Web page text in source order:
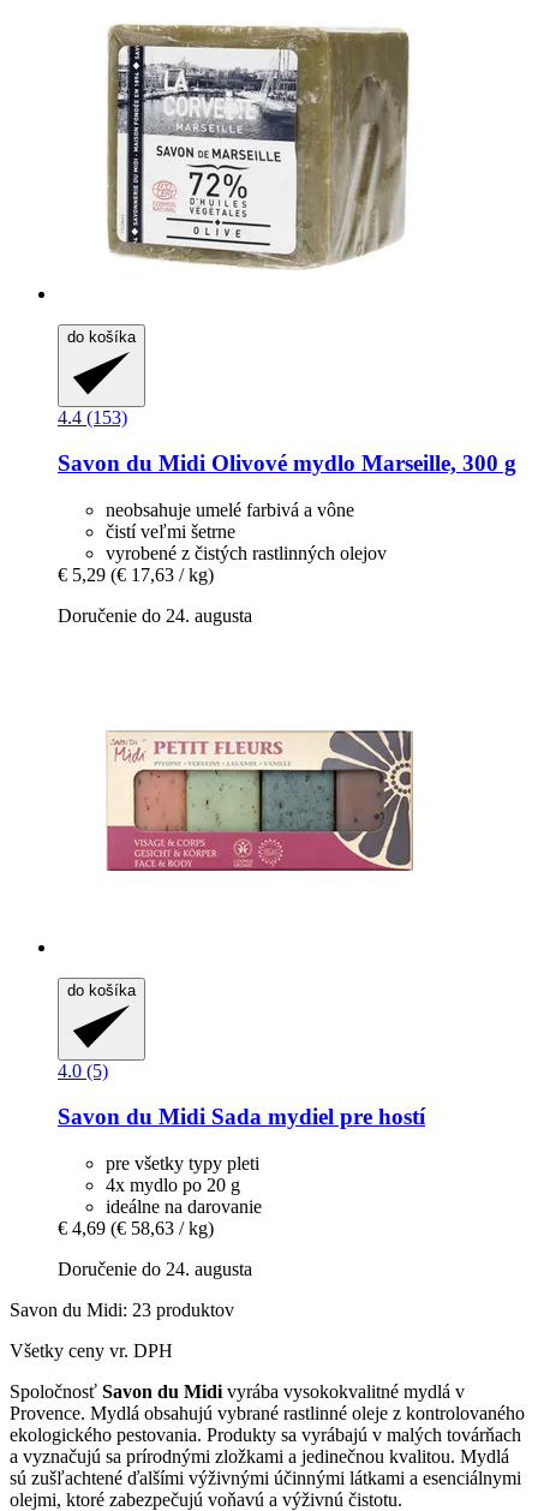
do košíka
4.4 (153)
Savon du Midi Olivové mydlo Marseille, 300 g
neobsahuje umelé farbivá a vône
čistí veľmi šetrne
vyrobené z čistých rastlinných olejov
€ 5,29 (€ 17,63 / kg)
Doručenie do 24. augusta
do košíka
4.0 (5)
Savon du Midi Sada mydiel pre hostí
pre všetky typy pleti
4x mydlo po 20 g
ideálne na darovanie
€ 4,69 (€ 58,63 / kg)
Doručenie do 24. augusta
Savon du Midi: 23 produktov
Všetky ceny vr. DPH
Spoločnosť Savon du Midi vyrába vysokokvalitné mydlá v
Provence. Mydlá obsahujú vybrané rastlinné oleje z kontrolovaného
ekologického pestovania. Produkty sa vyrábajú v malých továrňach
a vyznačujú sa prírodnými zložkami a jedinečnou kvalitou. Mydlá
sú zušľachtené ďalšími výživnými účinnými látkami a esenciálnymi
olejmi, ktoré zabezpečujú voňavú a výživnú čistotu.